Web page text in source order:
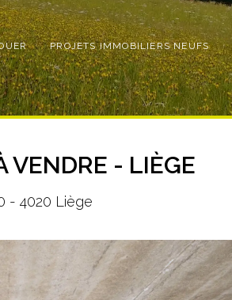
PROJETS IMMOBILIERS NEUFS
VENDRE - LIÈGE
- 4020 Liège